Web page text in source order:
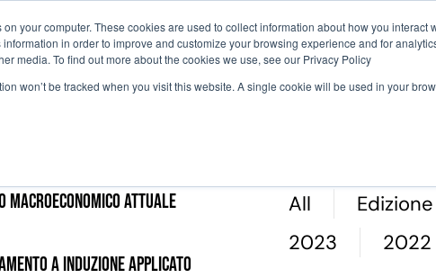
your computer. These cookies are used to collect information about how you interact
in order to improve and customize your browsing experience and for
media. To find out more about the cookies we use, see our Privacy Policy
won’t be tracked when you visit this website. A single cookie will be used in your
Perché PartecipareAgenda
macroeconomico attuale
a induzione applicato
All
2023
2022